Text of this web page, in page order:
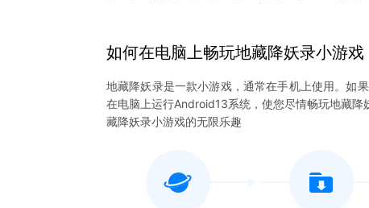
如何在电脑上畅玩地藏降妖录小游戏
地藏降妖录是一款小游戏，通常在手机上使用。如
在电脑上运行Android13系统，使您尽情畅玩地藏
藏降妖录小游戏的无限乐趣